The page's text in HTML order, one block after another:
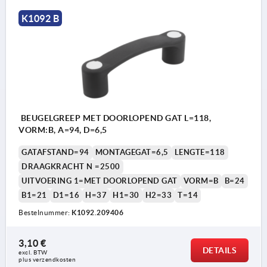
K1092 B
BEUGELGREEP MET DOORLOPEND GAT L=118,
VORM:B, A=94, D=6,5
GATAFSTAND=94 MONTAGEGAT=6,5
LENGTE=118
DRAAGKRACHT N =2500
UITVOERING 1=MET DOORLOPEND GAT
VORM=B
B=24
B1=21
D1=16 H=37 H1=30 H2=33 T=14
Bestelnummer: K1092.209406
3,10 €
excl. BTW
plus verzendkosten
DETAILS